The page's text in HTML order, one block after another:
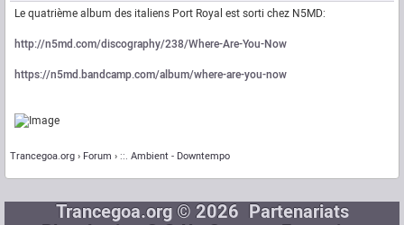
Le quatrième album des italiens Port Royal est sorti chez N5MD:
http://n5md.com/discography/238/Where-Are-You-Now
https://n5md.bandcamp.com/album/where-are-you-now
Trancegoa.org Forum ::. Ambient - Downtempo
Trancegoa.org © 2026 Partenariats